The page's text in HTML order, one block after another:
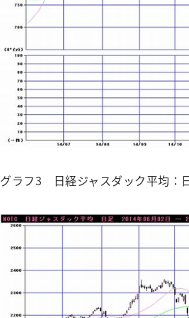
グラフ3 日経ジャスダック平均：